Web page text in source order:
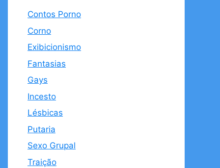
Contos Porno
Corno
Exibicionismo
Fantasias
Gays
Incesto
Lésbicas
Putaria
Sexo Grupal
Traição